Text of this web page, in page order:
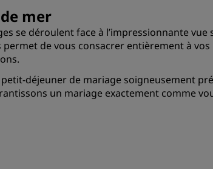
Services
mer
se déroulent face à l’impressionnante
de vous consacrer entièrement à
déjeuner de mariage soigneusement
un mariage exactement comme